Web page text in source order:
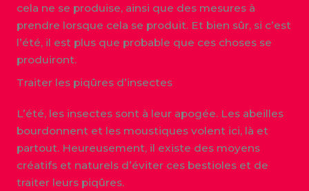
cela ne se produise, ainsi que des mesures à
prendre lorsque cela se produit. Et bien sûr, si c’est
l’été, il est plus que probable que ces choses se
produiront.
Traiter les piqûres d’insectes
L’été, les insectes sont à leur apogée. Les abeilles
bourdonnent et les moustiques volent ici, là et
partout. Heureusement, il existe des moyens
créatifs et naturels d’éviter ces bestioles et de
traiter leurs piqûres.